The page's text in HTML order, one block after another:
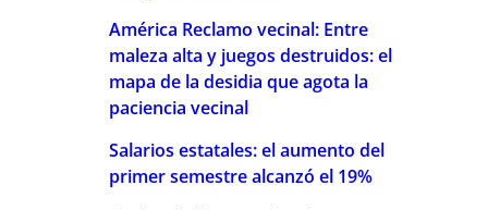
América Reclamo vecinal: Entre
maleza alta y juegos destruidos: el
mapa de la desidia que agota la
paciencia vecinal
Salarios estatales: el aumento del
primer semestre alcanzó el 19%